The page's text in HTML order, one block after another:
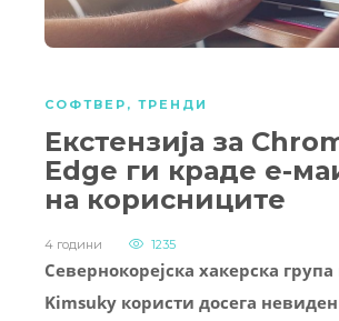
СОФТВЕР , ТРЕНДИ
Екстензија за
Edge ги краде е-
на корисниците
4 години 1235
Севернокорејска хакерска
Kimsuky користи досега